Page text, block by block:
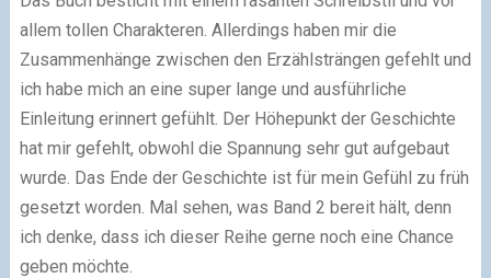
allem tollen Charakteren. Allerdings haben mir die
Zusammenhänge zwischen den Erzählsträngen gefehlt und
ich habe mich an eine super lange und ausführliche
Einleitung erinnert gefühlt. Der Höhepunkt der Geschichte
hat mir gefehlt, obwohl die Spannung sehr gut aufgebaut
wurde. Das Ende der Geschichte ist für mein Gefühl zu früh
gesetzt worden. Mal sehen, was Band 2 bereit hält, denn
ich denke, dass ich dieser Reihe gerne noch eine Chance
geben möchte.